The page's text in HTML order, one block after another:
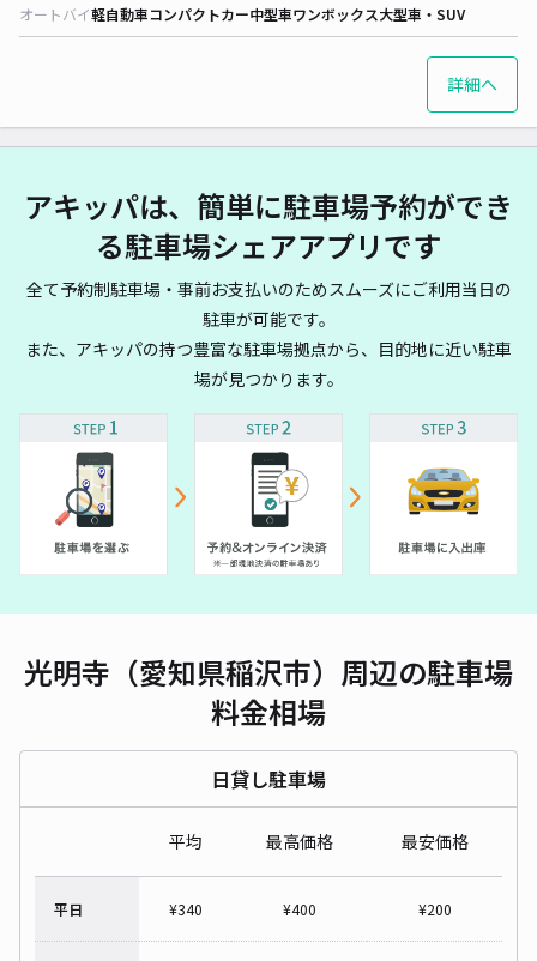
オートバイ軽自動車コンパクトカー中型車ワンボックス大型車・SUV
詳細へ
アキッパは、簡単に駐車場予約ができ
る駐車場シェアアプリです
全て予約制駐車場・事前お支払いのためスムーズにご利用当日の
駐車が可能です。
また、アキッパの持つ豊富な駐車場拠点から、目的地に近い駐車
場が見つかります。
光明寺（愛知県稲沢市）周辺の駐車場
料金相場
日貸し駐車場
平均 最高価格 最安価格
平日 ¥340 ¥400 ¥200